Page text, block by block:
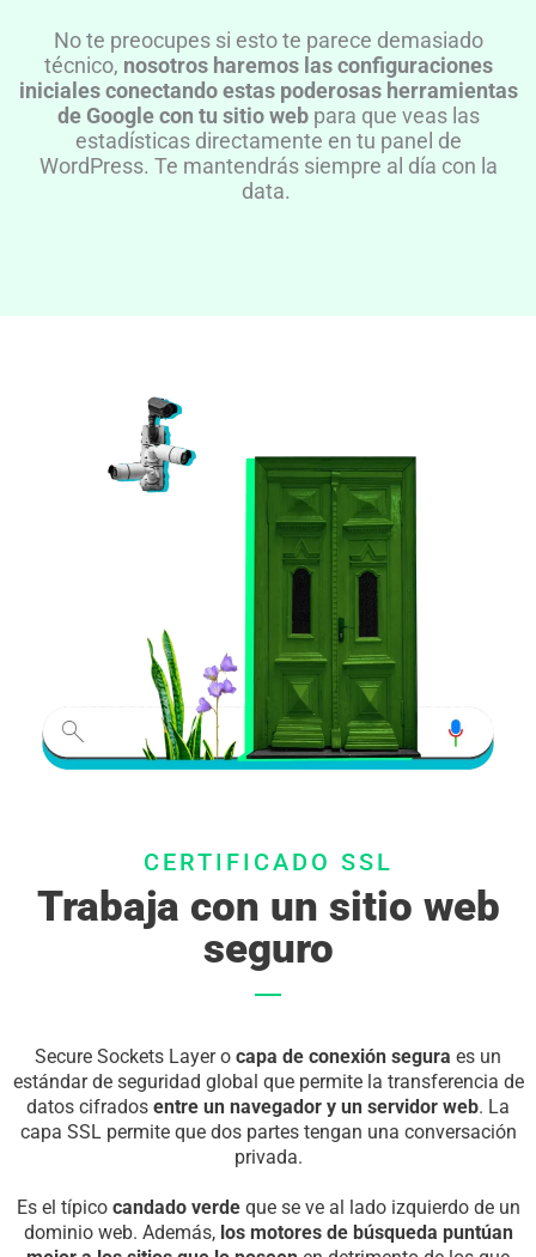
No te preocupes si esto te parece demasiado
técnico, nosotros haremos las configuraciones
iniciales conectando estas poderosas herramientas
de Google con tu sitio webpara que veas las
estadísticas directamente en tu panel de
WordPress. Te mantendrás siempre al día con la
data.
CERTIFICADO SSL
Trabaja con un sitio web
seguro
Secure Sockets Layer o capa de conexión segura es un
estándar de seguridad global que permite la transferencia de
datos cifrados entre un navegador y un servidor web. La
capa SSL permite que dos partes tengan una conversación
privada.
Es el típico candado verdeque se ve al lado izquierdo de un
dominio web. Además, los motores de búsqueda puntúan